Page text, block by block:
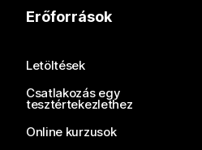
Erőforrások
Letöltések
Csatlakozás egy
tesztértekezlethez
Online kurzusok